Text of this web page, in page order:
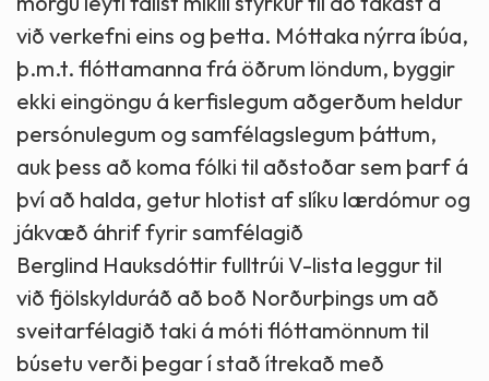
við verkefni eins og þetta. Móttaka nýrra íbúa,
þ.m.t. flóttamanna frá öðrum löndum, byggir
ekki eingöngu á kerfislegum aðgerðum heldur
persónulegum og samfélagslegum þáttum,
auk þess að koma fólki til aðstoðar sem þarf á
því að halda, getur hlotist af slíku lærdómur og
jákvæð áhrif fyrir samfélagið
Berglind Hauksdóttir fulltrúi V-lista leggur til
við fjölskylduráð að boð Norðurþings um að
sveitarfélagið taki á móti flóttamönnum til
búsetu verði þegar í stað ítrekað með